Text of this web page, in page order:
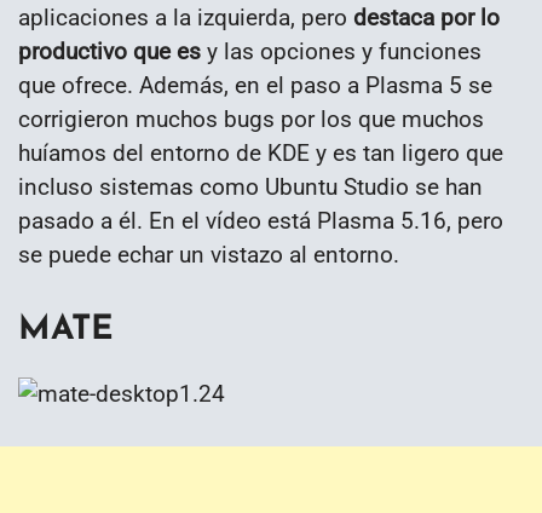
aplicaciones a la izquierda, pero destaca por lo
productivo que es y las opciones y funciones
que ofrece. Además, en el paso a Plasma 5 se
corrigieron muchos bugs por los que muchos
huíamos del entorno de KDE y es tan ligero que
incluso sistemas como Ubuntu Studio se han
pasado a él. En el vídeo está Plasma 5.16, pero
se puede echar un vistazo al entorno.
MATE